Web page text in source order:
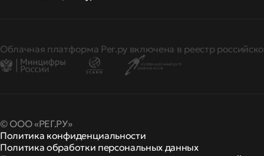
Облачная платформа Рег.ру включена в реестр
© ООО «РЕГ.РУ»
Политика конфиденциальности
Политика обработки персональных данных